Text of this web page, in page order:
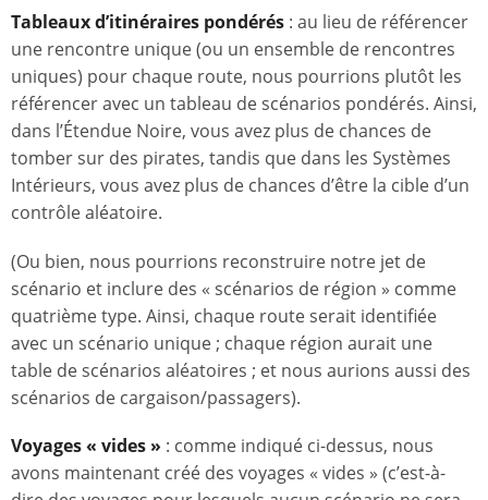
Tableaux d’itinéraires pondérés : au lieu de référencer
une rencontre unique (ou un ensemble de rencontres
uniques) pour chaque route, nous pourrions plutôt les
référencer avec un tableau de scénarios pondérés. Ainsi,
dans l’Étendue Noire, vous avez plus de chances de
tomber sur des pirates, tandis que dans les Systèmes
Intérieurs, vous avez plus de chances d’être la cible d’un
contrôle aléatoire.
(Ou bien, nous pourrions reconstruire notre jet de
scénario et inclure des « scénarios de région » comme
quatrième type. Ainsi, chaque route serait identifiée
avec un scénario unique ; chaque région aurait une
table de scénarios aléatoires ; et nous aurions aussi des
scénarios de cargaison/passagers).
Voyages « vides » : comme indiqué ci-dessus, nous
avons maintenant créé des voyages « vides » (c’est-à-